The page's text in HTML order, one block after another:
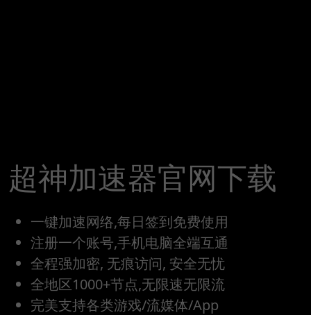
超神加速器官网下载
一键加速网络,每日签到免费使用
注册一个账号,手机电脑全端互通
全程强加密, 无痕访问, 安全无忧
全地区1000+节点,无限速无限流
完美支持各类游戏/流媒体/App